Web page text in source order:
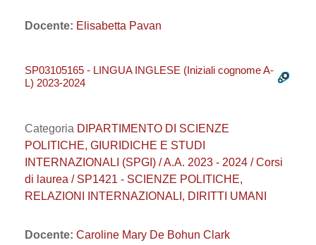
Docente: Elisabetta Pavan
SP03105165 - LINGUA INGLESE (Iniziali cognome A-
L) 2023-2024
Categoria DIPARTIMENTO DI SCIENZE
POLITICHE, GIURIDICHE E STUDI
INTERNAZIONALI (SPGI) / A.A. 2023 - 2024 / Corsi
di laurea / SP1421 - SCIENZE POLITICHE,
RELAZIONI INTERNAZIONALI, DIRITTI UMANI
Docente: Caroline Mary De Bohun Clark